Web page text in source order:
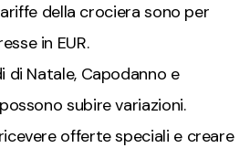
della crociera sono per
in EUR.
di Natale, Capodanno e
subire variazioni.
offerte speciali e creare